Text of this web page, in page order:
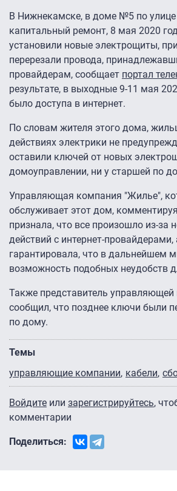
В Нижнекамске, в доме №5 по улице
капитальный ремонт, 8 мая 2020
установили новые электрощиты,
перерезали провода,
провайдерам, сообщает портал
результате, в выходные 9-11 мая
было доступа в интернет.
По словам жителя этого дома,
действиях электрики не
оставили ключей от новых
домоуправлении, ни у старшей по
Управляющая компания "Жилье",
обслуживает этот дом,
признала, что все произошло из-за
действий с интернет-провайдерами,
гарантировала, что в дальнейшем
возможность подобных неудобств
Также представитель
сообщил, что позднее ключи были
по дому.
Темы
управляющие компании кабели
Войдите или зарегистрируйтесь,
комментарии
Поделиться: